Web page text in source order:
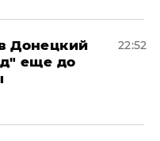
Донецкий
еще до
22:52